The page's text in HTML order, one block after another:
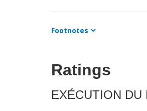
Footnotes
Ratings
EXÉCUTION DU